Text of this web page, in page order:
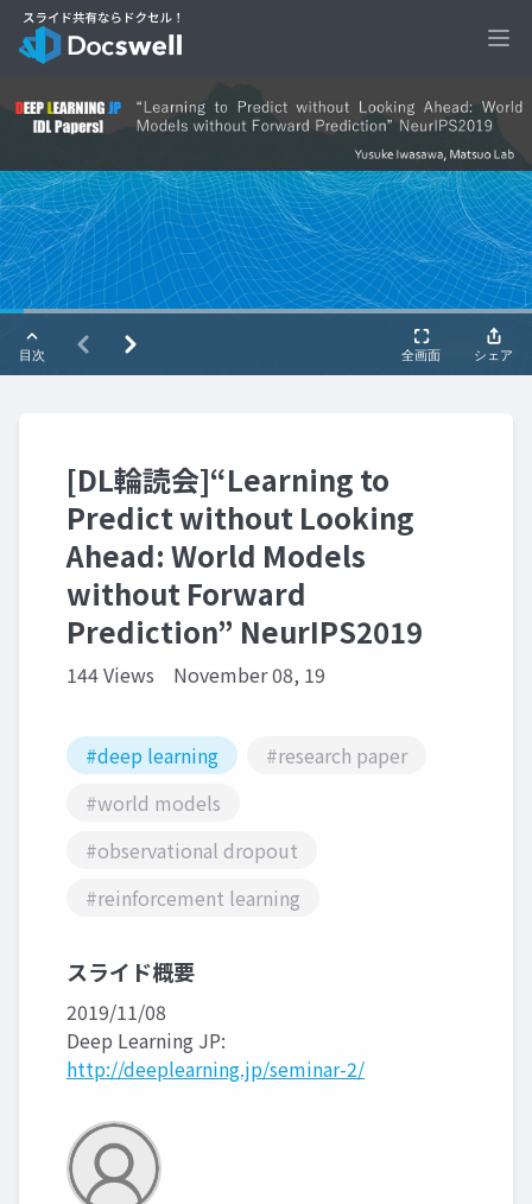
[DL輪読会]“Learning to
Predict without Looking
Ahead: World Models
without Forward
Prediction” NeurIPS2019
144 Views November 08, 19
#deep learning
#research paper
#world models
#observational dropout
#reinforcement learning
スライド概要
2019/11/08
Deep Learning JP:
http://deeplearning.jp/seminar-2/